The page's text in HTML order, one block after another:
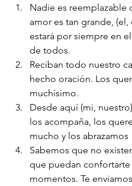
Nadie es reemplazable
amor es tan grande, (el,
estará por siempre en
de todos.
Reciban todo nuestro
hecho oración. Los
muchísimo.
Desde aquí (mi,
los acompaña, los
mucho y los abrazamos
Sabemos que no
que puedan confortarte
momentos. Te